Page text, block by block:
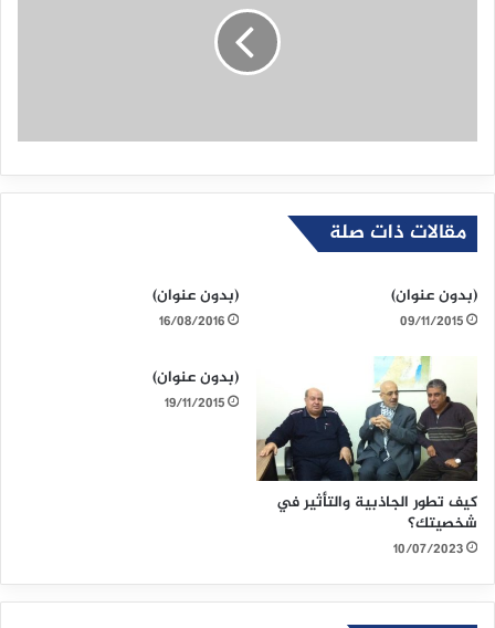
مقالات ذات صلة
(بدون عنوان)
09/11/2015
(بدون عنوان)
16/08/2016
كيف تطور الجاذبية والتأثير في
شخصيتك؟
10/07/2023
(بدون عنوان)
19/11/2015